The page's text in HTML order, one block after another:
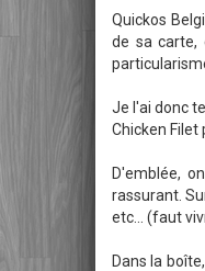
Quickos
de sa carte,
Je l'ai donc
Chicken Filet
D'emblée,
rassurant.
etc... (faut
Dans la